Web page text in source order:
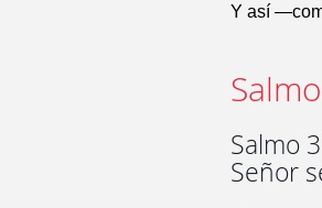
Y así
Salmo
Señor